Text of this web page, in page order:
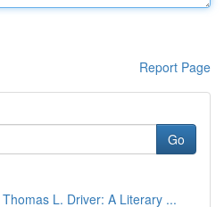
Report Page
Go
L. Driver: A Literary ...